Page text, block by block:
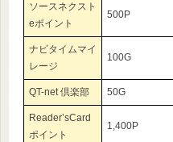
ソースネクスト
eポイント
500P
ナビタイムマイ
レージ
100G
QT-net 倶楽部 50G
Reader’sCard
ポイント
1,400P